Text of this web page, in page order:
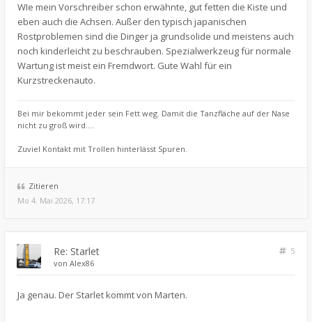
WIe mein Vorschreiber schon erwähnte, gut fetten die Kiste und
eben auch die Achsen. Außer den typisch japanischen
Rostproblemen sind die Dinger ja grundsolide und meistens auch
noch kinderleicht zu beschrauben. Spezialwerkzeug für normale
Wartung ist meist ein Fremdwort. Gute Wahl für ein
Kurzstreckenauto.
Bei mir bekommt jeder sein Fett weg. Damit die Tanzfläche auf der Nase
nicht zu groß wird....
Zuviel Kontakt mit Trollen hinterlässt Spuren.
Zitieren
Mo 4. Mai 2026, 17:17
Re: Starlet
5
von Alex86
Ja genau. Der Starlet kommt von Marten.